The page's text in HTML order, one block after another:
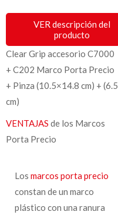
VER descripción del
producto
Clear Grip accesorio C7000
+ C202 Marco Porta Precio
+ Pinza (10.5×14.8 cm) + (6.5
cm)
VENTAJAS de los Marcos
Porta Precio
Los marcos porta precio
constan de un marco
plástico con una ranura